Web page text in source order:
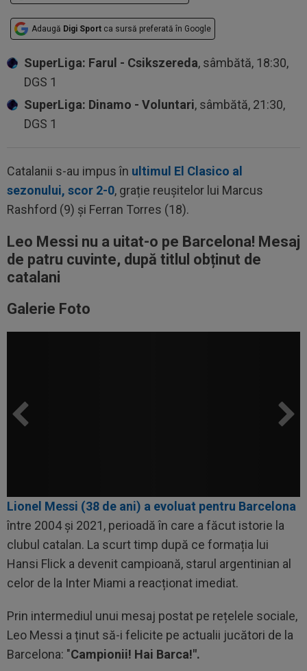
Adaugă Digi Sport ca sursă preferată în Google
SuperLiga: Farul - Csikszereda, sâmbătă, 18:30,
DGS 1
SuperLiga: Dinamo - Voluntari, sâmbătă, 21:30,
DGS 1
Catalanii s-au impus în ultimul El Clasico al
sezonului, scor 2-0, grație reușitelor lui Marcus
Rashford (9) și Ferran Torres (18).
Leo Messi nu a uitat-o pe Barcelona! Mesaj
de patru cuvinte, după titlul obținut de
catalani
Galerie Foto
Lionel Messi (38 de ani) a evoluat pentru Barcelona
între 2004 și 2021, perioadă în care a făcut istorie la
clubul catalan. La scurt timp după ce formația lui
Hansi Flick a devenit campioană, starul argentinian al
celor de la Inter Miami a reacționat imediat.
Prin intermediul unui mesaj postat pe rețelele sociale,
Leo Messi a ținut să-i felicite pe actualii jucători de la
Barcelona: "Campionii! Hai Barca!".